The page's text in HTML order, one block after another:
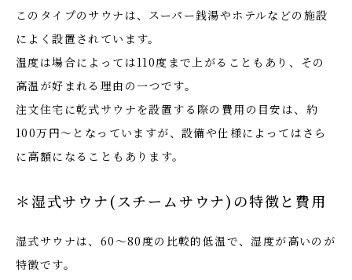
このタイプのサウナは、スーパー銭湯やホテルなどの施設
によく設置されています。
温度は場合によっては110度まで上がることもあり、その
高温が好まれる理由の一つです。
注文住宅に乾式サウナを設置する際の費用の目安は、約
100万円〜となっていますが、設備や仕様によってはさら
に高額になることもあります。
＊湿式サウナ(スチームサウナ)の特徴と費用
湿式サウナは、60〜80度の比較的低温で、湿度が高いのが
特徴です。